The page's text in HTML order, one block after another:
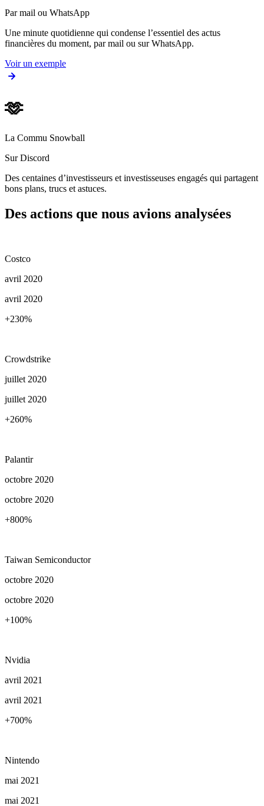
Par mail ou WhatsApp
Une minute quotidienne qui condense l’essentiel des actus
financières du moment, par mail ou sur WhatsApp.
Voir un exemple
🫶
La Commu Snowball
Sur Discord
Des centaines d’investisseurs et investisseuses engagés qui partagent
bons plans, trucs et astuces.
Des actions que nous avions analysées
Costco
avril 2020
avril 2020
+230%
Crowdstrike
juillet 2020
juillet 2020
+260%
Palantir
octobre 2020
octobre 2020
+800%
Taiwan Semiconductor
octobre 2020
octobre 2020
+100%
Nvidia
avril 2021
avril 2021
+700%
Nintendo
mai 2021
mai 2021